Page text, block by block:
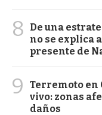
8
De una
no se explica
presente de
9
Terremoto en
vivo: zonas
daños